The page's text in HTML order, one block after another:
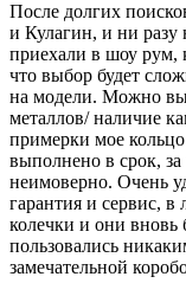
После долгих
и Кулагин, и ни разу
приехали в шоу рум,
что выбор будет
на модели. Можно
металлов/ наличие
примерки мое
выполнено в срок,
неимоверно. Очень
гарантия и сервис,
колечки и они
пользовались
замечательной